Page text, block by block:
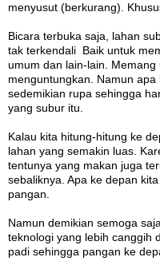
menyusut (berkurang).
Bicara terbuka saja, lahan
tak terkendali Baik untuk
umum dan lain-lain. Memang
menguntungkan. Namun
sedemikian rupa sehingga
yang subur itu.
Kalau kita hitung-hitung ke
lahan yang semakin luas.
tentunya yang makan juga
sebaliknya. Apa ke depan
pangan.
Namun demikian semoga
teknologi yang lebih canggih
padi sehingga pangan ke